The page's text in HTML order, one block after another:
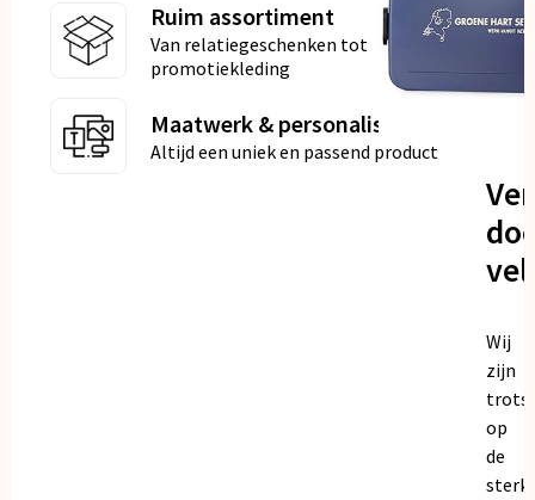
Ruim assortiment
Van relatiegeschenken tot
promotiekleding
Maatwerk & personalisatie
Altijd een uniek en passend product
Wij
zijn
trots
op
de